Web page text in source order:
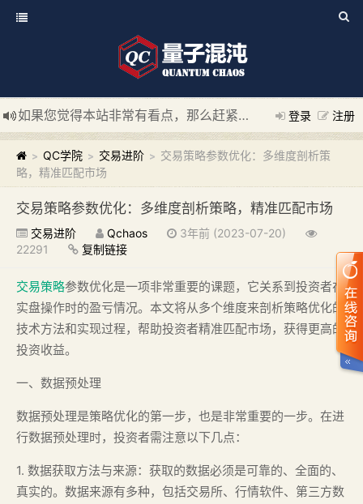
登录 注册
如果您觉得本站非常有看点，那么赶紧使用Ctrl+D 收藏我们吧
新添加量子混沌系统板块，欢迎大家访问！
---“量子混沌系
> QC学院 > 交易进阶 > 交易策略参数优化：多维度剖析策
略，精准匹配市场
交易策略参数优化：多维度剖析策略，精准匹配市场
交易进阶 Qchaos
3年前 (2023-07-20)
22291
复制链接
交易策略参数优化是一项非常重要的课题，它关系到投资者在
实盘操作时的盈亏情况。本文将从多个维度来剖析策略优化的
技术方法和实现过程，帮助投资者精准匹配市场，获得更高的
投资收益。
一、数据预处理
数据预处理是策略优化的第一步，也是非常重要的一步。在进
行数据预处理时，投资者需注意以下几点：
1. 数据获取方法与来源：获取的数据必须是可靠的、全面的、
真实的。数据来源有多种，包括交易所、行情软件、第三方数